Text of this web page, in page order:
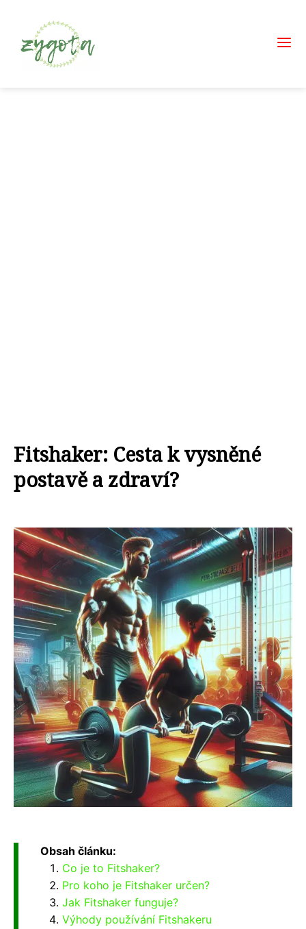
Fitshaker: Cesta k vysněné
postavě a zdraví?
Obsah článku:
Co je to Fitshaker?
Pro koho je Fitshaker určen?
Jak Fitshaker funguje?
Výhody používání Fitshakeru